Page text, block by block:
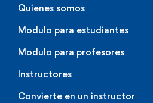
Quienes somos
Modulo para estudiantes
Modulo para profesores
Instructores
Convierte en un instructor